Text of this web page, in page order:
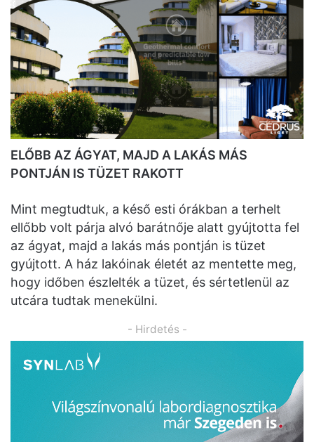
ELŐBB AZ ÁGYAT, MAJD A LAKÁS MÁS
PONTJÁN IS TÜZET RAKOTT
Mint megtudtuk, a késő esti órákban a terhelt
ellőbb volt párja alvó barátnője alatt gyújtotta fel
az ágyat, majd a lakás más pontján is tüzet
gyújtott. A ház lakóinak életét az mentette meg,
hogy időben észlelték a tüzet, és sértetlenül az
utcára tudtak menekülni.
- Hirdetés -